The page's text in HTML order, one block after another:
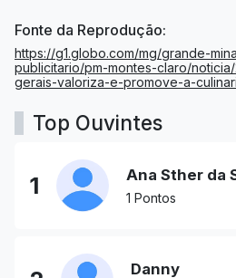
Fonte da Reprodução:
https://g1.globo.com/mg/grande-
publicitario/pm-montes-claro/
gerais-valoriza-e-promove-a-
Top Ouvintes
1 Ana Sther da
1 Pontos
Danny